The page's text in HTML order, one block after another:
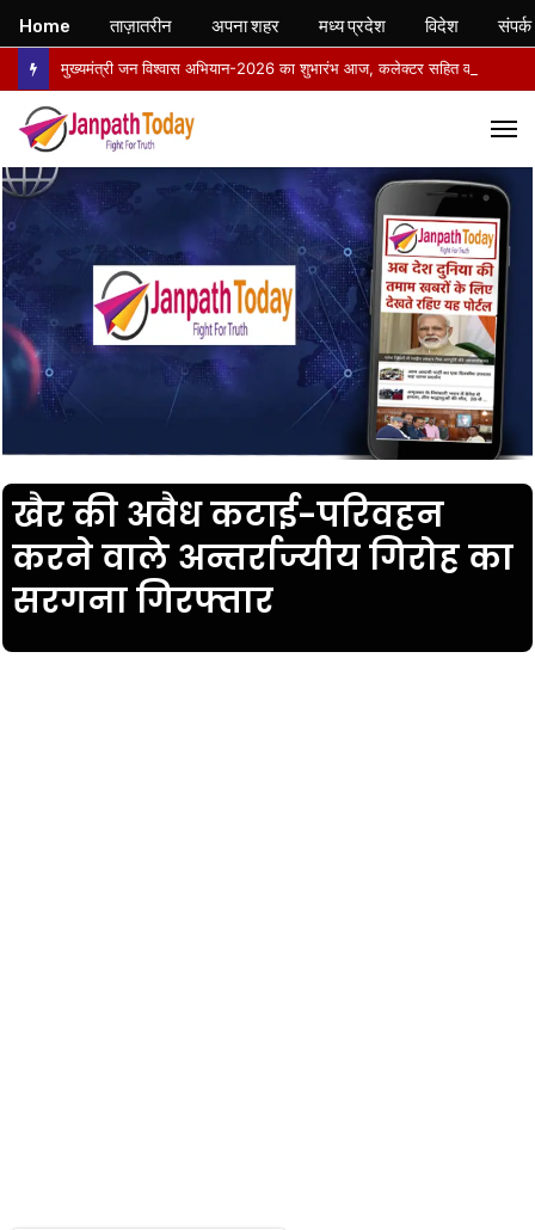
खैर की अवैध कटाई-परिवहन
करने वाले अन्तर्राज्यीय गिरोह का
सरगना गिरफ्तार
Home ताज़ातरीन अपना शहर मध्य प्रदेश विदेश संपर्क